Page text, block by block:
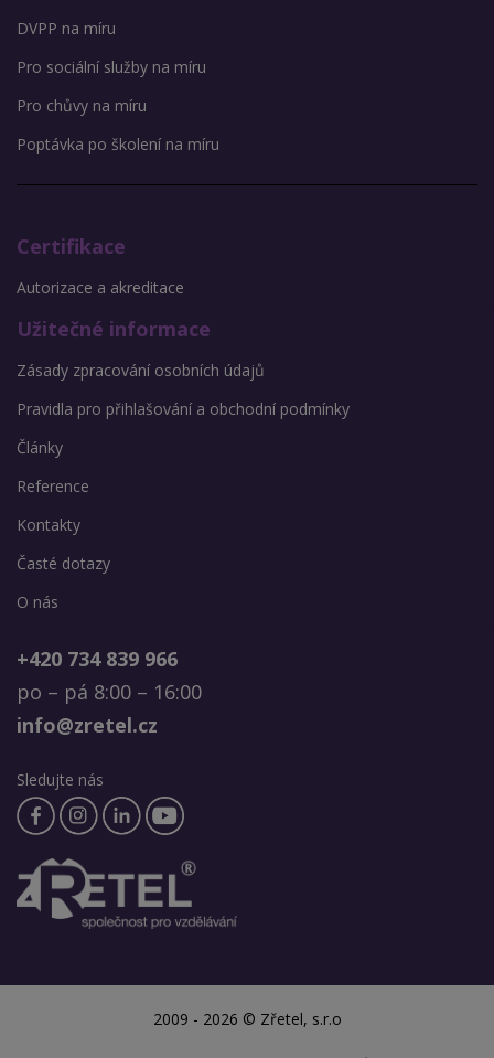
DVPP na míru
Pro sociální služby na míru
Pro chůvy na míru
Poptávka po školení na míru
Certifikace
Autorizace a akreditace
Užitečné informace
Zásady zpracování osobních údajů
Pravidla pro přihlašování a obchodní podmínky
Články
Reference
Kontakty
Časté dotazy
O nás
+420 734 839 966
po – pá 8:00 – 16:00
info@zretel.cz
Sledujte nás
2009 - 2026 © Zřetel, s.r.o